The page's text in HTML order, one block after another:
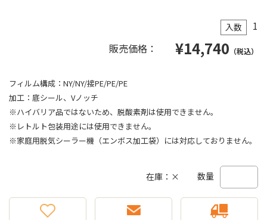
入数
1
販売価格：
¥14,740 （税込）
フィルム構成：NY/NY/接PE/PE/PE
加工：底シール、Vノッチ
※ハイバリア品ではないため、脱酸素剤は使用できません。
※レトルト包装用途には使用できません。
※家庭用脱気シーラー機（エンボス加工袋）には対応しておりません。
在庫：× 数量